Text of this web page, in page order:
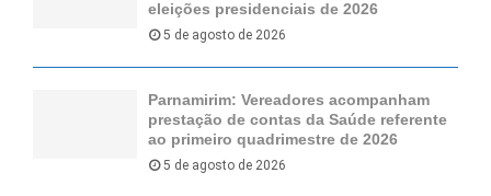
eleições presidenciais de 2026
5 de agosto de 2026
Parnamirim: Vereadores acompanham
prestação de contas da Saúde referente
ao primeiro quadrimestre de 2026
5 de agosto de 2026